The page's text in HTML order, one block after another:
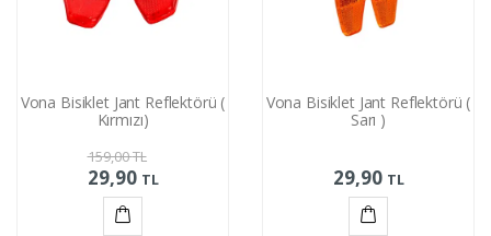
Vona Bisiklet Jant Reflektörü (
Kırmızı)
159,00TL
29,90 TL
Vona Bisiklet Jant Reflektörü (
Sarı )
29,90 TL